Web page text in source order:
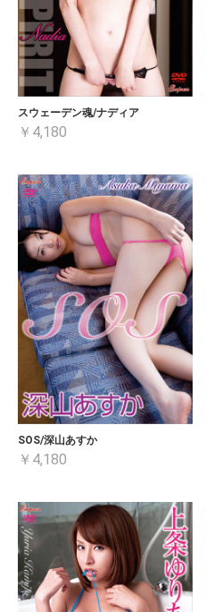
スウェーデン魂/ナディア
￥4,180
SOS/深山あすか
￥4,180
お買い物を続ける